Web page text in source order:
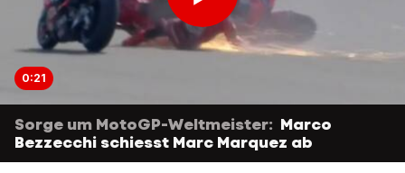
0:21
Sorge um MotoGP-Weltmeister: Marco
Bezzecchi schiesst Marc Marquez ab